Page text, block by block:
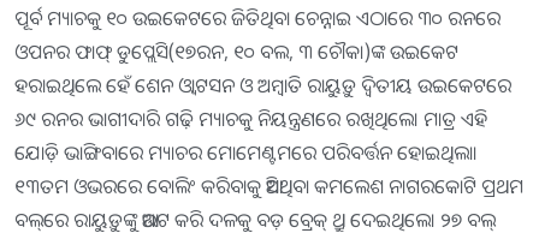
ପୂର୍ବ ମ୍ୟାଚକୁ ୧୦ ଉଇକେଟରେ ଜିତିଥିବା ଚେନ୍ନାଇ ଏଠାରେ ୩୦ ରନରେ
ଓପନର ଫାଫ୍‌ ଡୁପ୍ଲେସି(୧୭ରନ, ୧୦ ବଲ, ୩ ଚୌକା)ଙ୍କ ଉଇକେଟ
ହରାଇଥିଲେ ହେଁ ଶେନ ଓ୍ବାଟସନ ଓ ଅମ୍ବାତି ରାୟୁଡ଼ୁ ଦ୍ୱିତୀୟ ଉଇକେଟରେ
୬୯ ରନର ଭାଗୀଦାରି ଗଢ଼ି ମ୍ୟାଚକୁ ନିୟନ୍ତ୍ରଣରେ ରଖିଥିଲେ। ମାତ୍ର ଏହି
ଯୋଡ଼ି ଭାଙ୍ଗିବାରେ ମ୍ୟାଚର ମୋମେଣ୍ଟମରେ ପରିବର୍ତ୍ତନ ହୋଇଥିଲା।
୧୩ତମ ଓଭରରେ ବୋଲିଂ କରିବାକୁ ଆସିଥିବା କମଲେଶ ନାଗରକୋଟି ପ୍ରଥମ
ବଲ୍‌ରେ ରାୟୁଡ଼ୁଙ୍କୁ ଆଉଟ କରି ଦଳକୁ ବଡ଼ ବ୍ରେକ୍‌ ଥ୍ରୁ ଦେଇଥିଲେ। ୨୭ ବଲ୍‌